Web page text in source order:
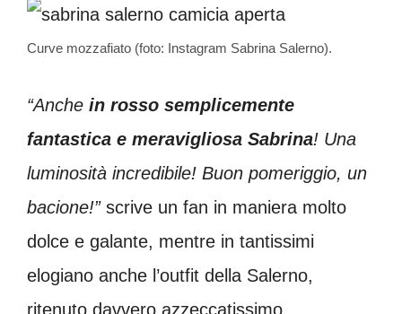
Curve mozzafiato (foto: Instagram Sabrina Salerno).
“Anche in rosso semplicemente
fantastica e meravigliosa Sabrina! Una
luminosità incredibile! Buon pomeriggio, un
bacione!”scrive un fan in maniera molto
dolce e galante, mentre in tantissimi
elogiano anche l’outfit della Salerno,
ritenuto davvero azzeccatissimo.